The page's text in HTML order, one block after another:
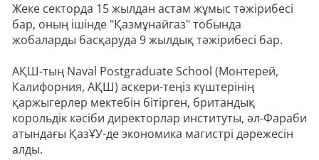
Жеке секторда 15 жылдан астам жұмыс тәжірибесі
бар, оның ішінде "Қазмұнайгаз" тобында
жобаларды басқаруда 9 жылдық тәжірибесі бар.
АҚШ-тың Naval Postgraduate School (Монтерей,
Калифорния, АҚШ) әскери-теңіз күштерінің
қаржыгерлер мектебін бітірген, британдық
корольдік кәсіби директорлар институты, әл-Фараби
атындағы ҚазҰУ-де экономика магистрі дәрежесін
алды.